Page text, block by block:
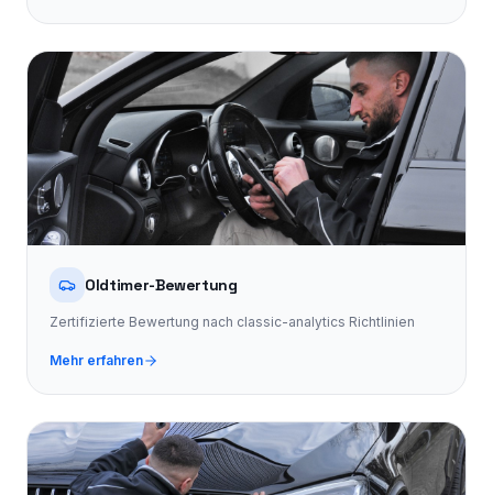
Oldtimer-Bewertung
Zertifizierte Bewertung nach classic-analytics Richtlinien
Mehr erfahren